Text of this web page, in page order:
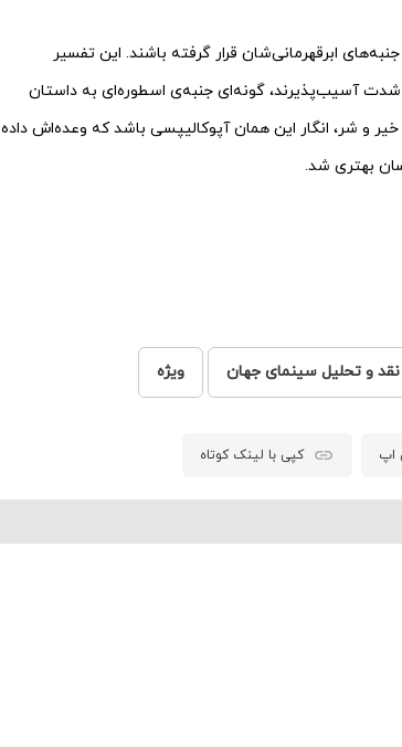
جنبه‌های ابرقهرمانی‌شان قرار گرفته باشند. این تفسیر
شدت آسیب‌پذیرند، گونه‌ای جنبه‌ی اسطوره‌ای به داستان
و شر، انگار این همان آپوکالیپسی باشد که وعده‌اش داده
بهتری شد.
نقد و تحلیل سینمای جهان ویژه
اپ کپی با لینک کوتاه